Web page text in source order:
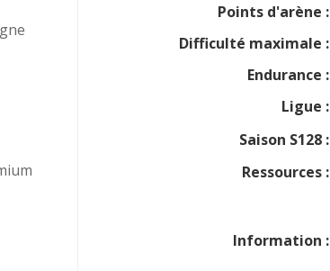
Points d'arène :
Difficulté maximale :
Endurance :
Ligue :
Saison S128 :
Ressources :
Information :